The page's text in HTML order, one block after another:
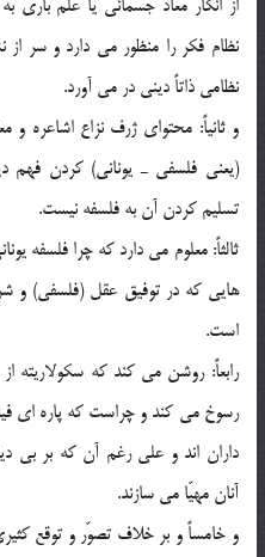
نظام فكر را منظور مي دارد و سر از
نظامي ذاتاً ديني در مي آورد.
و ثانياً: محتواي ژرف نزاع اشاعره و
(يعني فلسفي ـ يوناني) كردن
تسليم كردن آن به فلسفه نيست.
ثالثاً: معلوم مي دارد كه چرا فلسفه
هايي كه در توفيق عقل (فلسفي) و
است.
رابعاً: روشن مي كند كه سكولاريته
رسوخ مي كند و چراست كه پاره اي
داران اند و علي رغم آن كه بر بي
آنان مهيّا مي سازند.
و خامساً و بر خلاف تصوّر و توقع